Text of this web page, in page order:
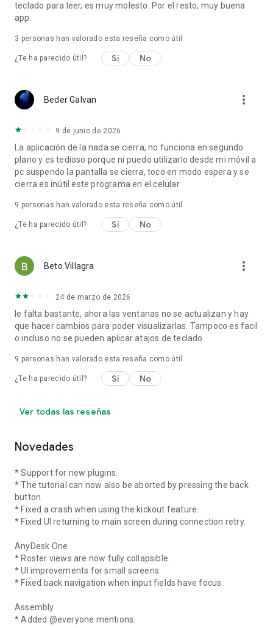
nosotros. https://anydesk.com/es/contacto
teclado para leer, es muy molesto. Por el resto, muy buena
app.
3 personas han valorado esta reseña como útil
¿Te ha parecido útil? Sí No
Beder Galvan more_vert
9 de junio de 2026
La aplicación de la nada se cierra, no funciona en segundo
plano y es tedioso porque ni puedo utilizarlo desde mi móvil a
pc suspendo la pantalla se cierra, toco en modo espera y se
cierra es inútil este programa en el celular
9 personas han valorado esta reseña como útil
¿Te ha parecido útil? Sí No
Beto Villagra more_vert
24 de marzo de 2026
le falta bastante, ahora las ventanas no se actualizan y hay
que hacer cambios para poder visualizarlas. Tampoco es facil
o incluso no se pueden aplicar atajos de teclado
9 personas han valorado esta reseña como útil
¿Te ha parecido útil? Sí No
Ver todas las reseñas
Novedades
* Support for new plugins.
* The tutorial can now also be aborted by pressing the back
button.
* Fixed a crash when using the kickout feature.
* Fixed UI returning to main screen during connection retry.
AnyDesk One
* Roster views are now fully collapsible.
* UI improvements for small screens.
* Fixed back navigation when input fields have focus.
Assembly
* Added @everyone mentions.